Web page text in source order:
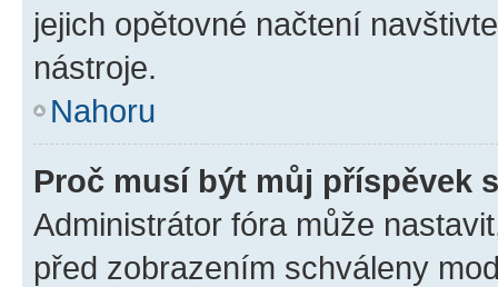
jejich opětovné načtení
nástroje.
Nahoru
Proč musí být můj příspěvek
Administrátor fóra může
před zobrazením schváleny